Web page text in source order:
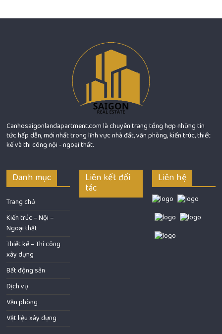
Canhosaigonlandapartment.com là chuyên trang tổng hợp những tin
tức hấp dẫn, mới nhất trong lĩnh vực nhà đất, văn phòng, kiến trúc, thiết
kế và thi công nội - ngoại thất.
Danh mục
Trang chủ
Kiến trúc – Nội –
Ngoại thất
Thiết kế – Thi công
xây dựng
Bất động sản
Dịch vụ
Văn phòng
Vật liệu xây dựng
Liên kết đối
tác
Liên hệ